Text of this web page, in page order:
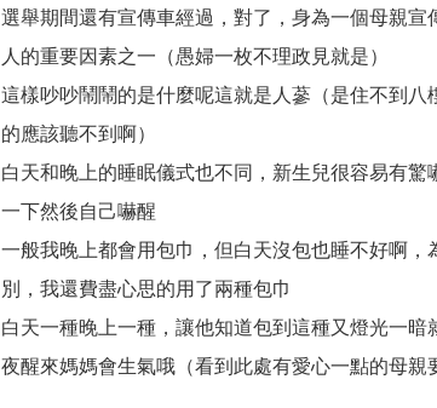
選舉期間還有宣傳車經過，對了，身為一個母親宣
人的重要因素之一（愚婦一枚不理政見就是）
這樣吵吵鬧鬧的是什麼呢這就是人蔘（是住不到八
的應該聽不到啊）
白天和晚上的睡眠儀式也不同，新生兒很容易有
一下然後自己嚇醒
一般我晚上都會用包巾，但白天沒包也睡不好啊，
別，我還費盡心思的用了兩種包巾
白天一種晚上一種，讓他知道包到這種又燈光一
夜醒來媽媽會生氣哦（看到此處有愛心一點的母親